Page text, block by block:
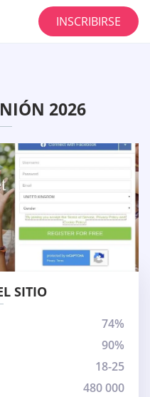
INSCRIBIRSE
2026
SITIO
74%
90%
18-25
480 000